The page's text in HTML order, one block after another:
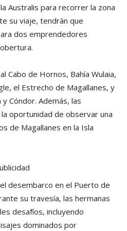
Australis para recorrer la zona
su viaje, tendrán que
dos emprendedores
Cabo de Hornos, Bahía Wulaia,
el Estrecho de Magallanes, y
Cóndor. Además, las
oportunidad de observar una
de Magallanes en la Isla
desembarco en el Puerto de
su travesía, las hermanas
desafíos, incluyendo
dominados por